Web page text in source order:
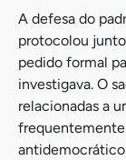
A defesa do
protocolou
pedido formal
investigava. O
relacionadas a
frequentemente